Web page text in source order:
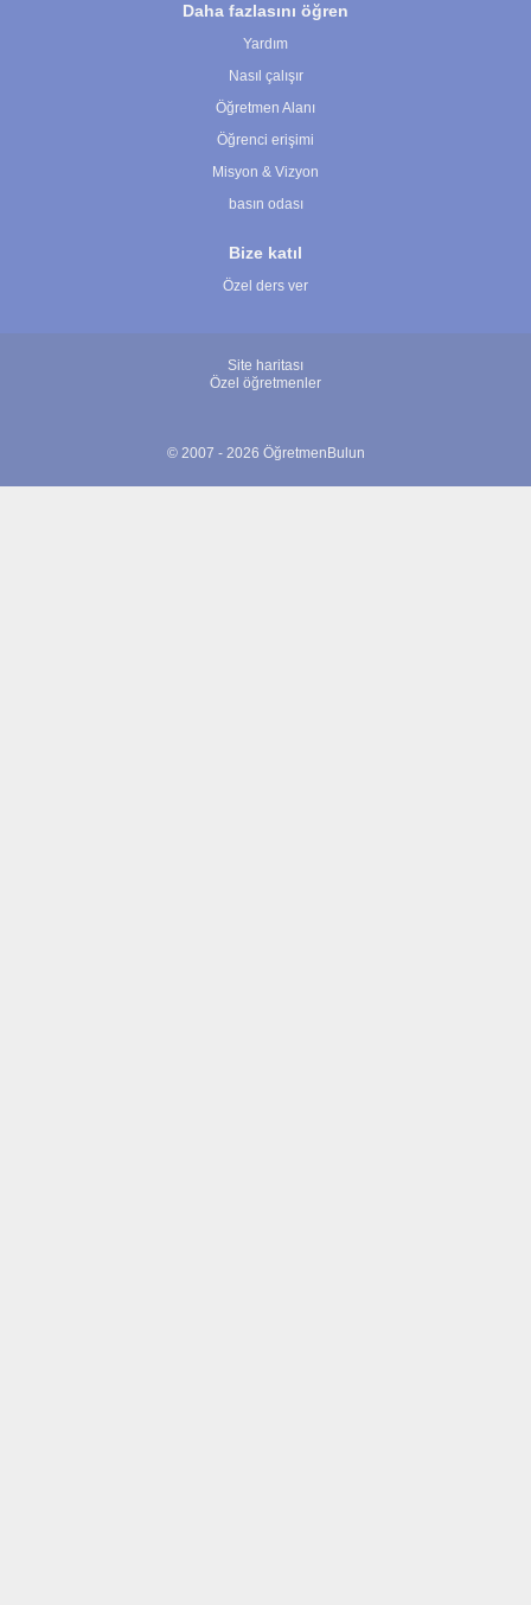
Daha fazlasını öğren
Yardım
Nasıl çalışır
Öğretmen Alanı
Öğrenci erişimi
Misyon & Vizyon
basın odası
Bize katıl
Özel ders ver
Site haritası
Özel öğretmenler
© 2007 - 2026 ÖğretmenBulun